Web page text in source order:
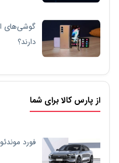
دارند؟
از پارس کالا برای شما
فورد موندئو 2022 برای بازار چین معرفی شد